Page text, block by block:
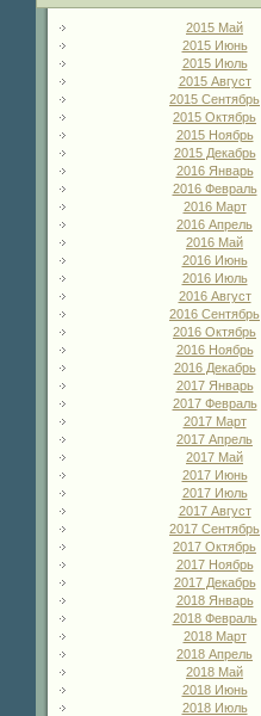
2015 Май
2015 Июнь
2015 Июль
2015 Август
2015 Сентябрь
2015 Октябрь
2015 Ноябрь
2015 Декабрь
2016 Январь
2016 Февраль
2016 Март
2016 Апрель
2016 Май
2016 Июнь
2016 Июль
2016 Август
2016 Сентябрь
2016 Октябрь
2016 Ноябрь
2016 Декабрь
2017 Январь
2017 Февраль
2017 Март
2017 Апрель
2017 Май
2017 Июнь
2017 Июль
2017 Август
2017 Сентябрь
2017 Октябрь
2017 Ноябрь
2017 Декабрь
2018 Январь
2018 Февраль
2018 Март
2018 Апрель
2018 Май
2018 Июнь
2018 Июль